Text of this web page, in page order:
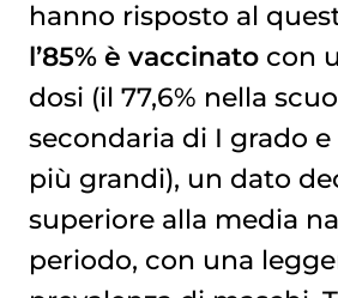
hanno risposto al
l’85% è vaccinatocon
dosi (il 77,6% nella
secondaria di I grado e
più grandi), un dato
superiore alla media
periodo, con una